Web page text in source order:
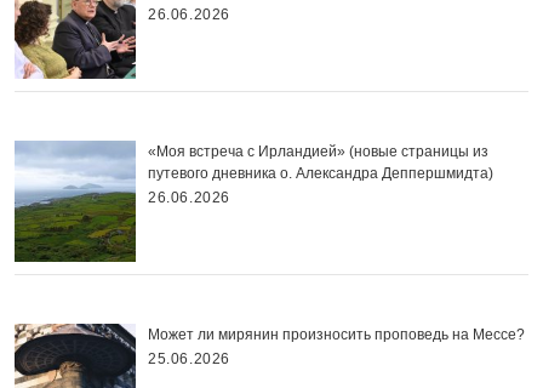
26.06.2026
«Моя встреча с Ирландией» (новые страницы из
путевого дневника о. Александра Деппершмидта)
26.06.2026
Может ли мирянин произносить проповедь на Мессе?
25.06.2026